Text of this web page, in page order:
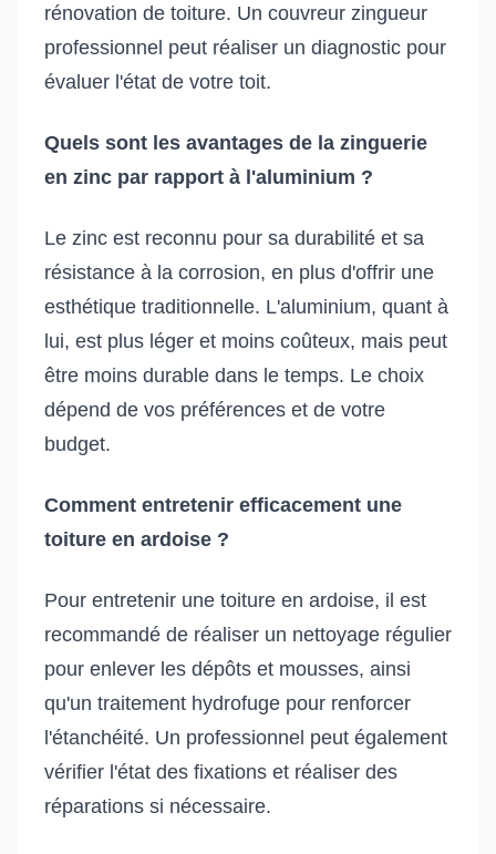
rénovation de toiture. Un couvreur zingueur
professionnel peut réaliser un diagnostic pour
évaluer l'état de votre toit.
Quels sont les avantages de la zinguerie
en zinc par rapport à l'aluminium ?
Le zinc est reconnu pour sa durabilité et sa
résistance à la corrosion, en plus d'offrir une
esthétique traditionnelle. L'aluminium, quant à
lui, est plus léger et moins coûteux, mais peut
être moins durable dans le temps. Le choix
dépend de vos préférences et de votre
budget.
Comment entretenir efficacement une
toiture en ardoise ?
Pour entretenir une toiture en ardoise, il est
recommandé de réaliser un nettoyage régulier
pour enlever les dépôts et mousses, ainsi
qu'un traitement hydrofuge pour renforcer
l'étanchéité. Un professionnel peut également
vérifier l'état des fixations et réaliser des
réparations si nécessaire.